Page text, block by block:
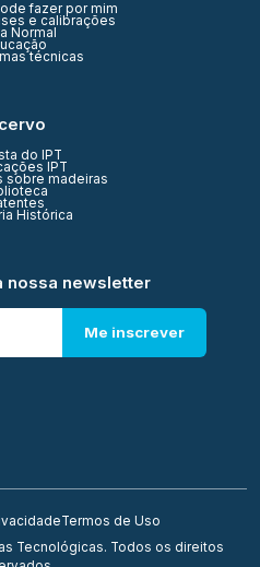
fazer por mim
e calibrações
Normal
técnicas
do IPT
IPT
sobre madeiras
Histórica
nossa newsletter
Me inscrever
Termos de Uso
Tecnológicas. Todos os direitos